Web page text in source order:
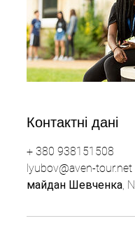
Контактні дані
+ 380 938151508
lyubov@aven-tour.net
майдан Шевченка,